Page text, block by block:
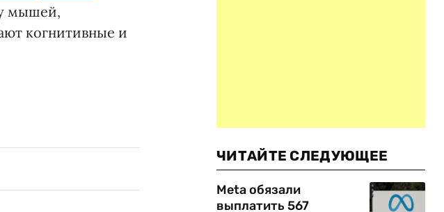
у мышей,
когнитивные и
ЧИТАЙТЕ СЛЕДУЮЩЕЕ
Meta обязали
выплатить 567